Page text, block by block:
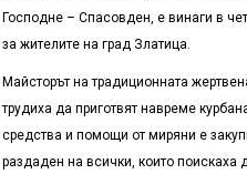
Господне – Спасовден, е винаги в
за жителите на град Златица.
Майсторът на традиционната
трудиха да приготвят навреме
средства и помощи от миряни е
раздаден на всички, които поискаха